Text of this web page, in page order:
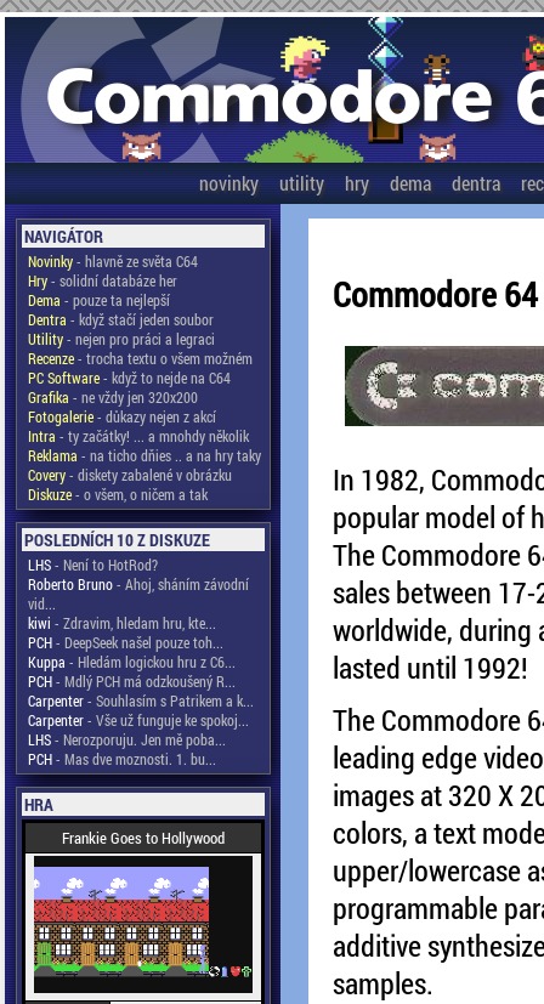
novinky utility hry dema dentra
NAVIGÁTOR
Novinky- hlavně ze světa C64
Hry- solidní databáze her
Dema - pouze ta nejlepší
Dentra - když stačí jeden soubor
Utility- nejen pro práci a legraci
Recenze- trocha textu o všem možném
PC Software- když to nejde na C64
Grafika - ne vždy jen 320x200
Fotogalerie- důkazy nejen z akcí
Intra - ty začátky! ... a mnohdy několik
Reklama - na ticho dňies .. a na hry taky
Covery- diskety zabalené v obrázku
Diskuze- o všem, o ničem a tak
POSLEDNÍCH 10 Z DISKUZE
LHS- Není to HotRod?
Roberto Bruno- Ahoj, sháním závodní
vid...
kiwi - Zdravim, hledam hru, kte...
PCH- DeepSeek našel pouze toh...
Kuppa - Hledám logickou hru z C6...
PCH- Mdlý PCH má odzkoušený R...
Carpenter- Souhlasím s Patrikem a k...
Carpenter- Vše už funguje ke spokoj...
LHS- Nerozporuju. Jen mě poba...
PCH- Mas dve moznosti. 1. bu...
HRA
Frankie Goes to Hollywood
Commodore 64
In 1982,
popular model of
The Commodore
sales between
worldwide, during
lasted until 1992!
The Commodore
leading edge
images at 320 X
colors, a text
upper/lowercase
programmable
additive
samples.